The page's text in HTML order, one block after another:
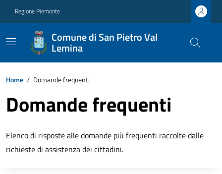
Regione Piemonte
Comune di San Pietro Val
Lemina
Home / Domande frequenti
Domande frequenti
Elenco di risposte alle domande più frequenti raccolte dalle
richieste di assistenza dei cittadini.